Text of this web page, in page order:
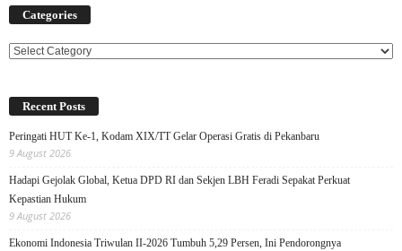
Categories
Categories
Recent Posts
Peringati HUT Ke-1, Kodam XIX/TT Gelar Operasi Gratis di Pekanbaru
9 August 2026
Hadapi Gejolak Global, Ketua DPD RI dan Sekjen LBH Feradi Sepakat Perkuat
Kepastian Hukum
9 August 2026
Ekonomi Indonesia Triwulan II-2026 Tumbuh 5,29 Persen, Ini Pendorongnya